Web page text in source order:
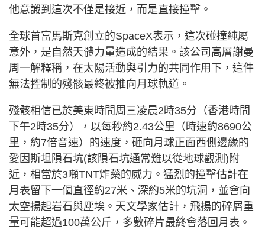
他意識到這次不僅是接近，而是直接撞擊。
全球首富馬斯克創立的SpaceX表示，這次碰撞純屬
意外，是自然天體力量造成的結果。該公司高層謝曼
周一解釋稱，在太陽活動與引力的共同作用下，這件
無法控制的殘骸最終被推向月球軌道。
殘骸相信已於美東時間周三凌晨2時35分（香港時間
下午2時35分），以每秒約2.43公里（時速約8690公
里，約7倍音速）的速度，砸向月球正面西側邊緣的
愛因斯坦隕石坑(該隕石坑通常難以從地球觀測)附
近，相當於3噸TNT炸藥的威力。猛烈的撞擊估計在
月表留下一個直徑約27米、深約5米的坑洞，並會向
太空揚起岩石與塵埃。天文學家估計，飛揚的碎屑重
量可能超過100萬公斤，多數碎片最終會落回月表。